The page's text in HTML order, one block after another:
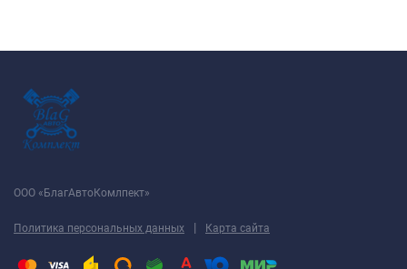
ООО «БлагАвтоКомлпект»
Политика персональных данных | Карта сайта